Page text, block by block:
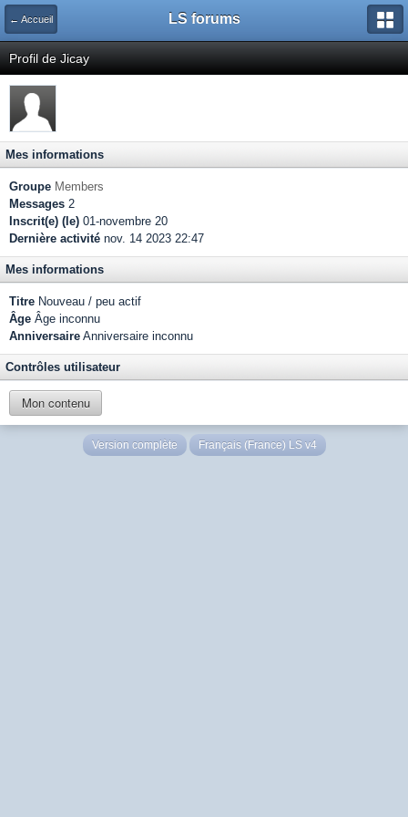
← Accueil LS forums
Profil de Jicay
Mes informations
Groupe Members
Messages 2
Inscrit(e) (le) 01-novembre 20
Dernière activité nov. 14 2023 22:47
Mes informations
Titre Nouveau / peu actif
Âge Âge inconnu
Anniversaire Anniversaire inconnu
Contrôles utilisateur
Mon contenu
Version complète Français (France) LS v4